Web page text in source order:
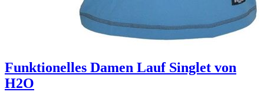
Funktionelles Damen Lauf Singlet von
H2O